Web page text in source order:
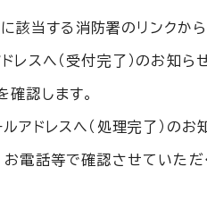
に該当する消防署のリンクか
レスへ（受付完了）のお
認します。
アドレスへ（処理完了）のお
電話等で確認させていただ